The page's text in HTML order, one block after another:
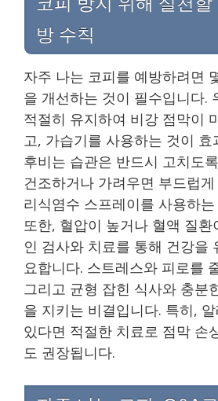
방 수칙
자주 나는 코피를 예방하려면
을 개선하는 것이 필수입니다.
적절히 유지하여 비강 점막이
고, 가습기를 사용하는 것이 효
후비는 습관은 반드시 고치도
건조하거나 가려우면 부드럽
리식염수 스프레이를 사용하
또한, 혈압이 높거나 혈액 질환
인 검사와 치료를 통해 건강을
요합니다. 스트레스와 피로를
그리고 균형 잡힌 식사와 충분
을 지키는 비결입니다. 특히,
있다면 적절한 치료로 점막 손
도 권장됩니다.